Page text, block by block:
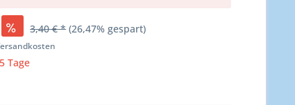
3,40 € * (26,47% gespart)
Tage